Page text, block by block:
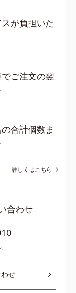
が負担いた
ご注文の翌
合計個数ま
詳しくはこちら
合わせ
せ